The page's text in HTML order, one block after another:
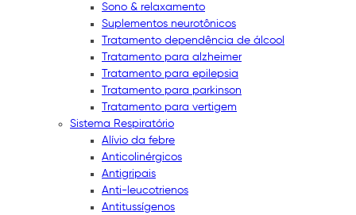
Sono & relaxamento
Suplementos neurotônicos
Tratamento dependência de álcool
Tratamento para alzheimer
Tratamento para epilepsia
Tratamento para parkinson
Tratamento para vertigem
Sistema Respiratório
Alívio da febre
Anticolinérgicos
Antigripais
Anti-leucotrienos
Antitussígenos